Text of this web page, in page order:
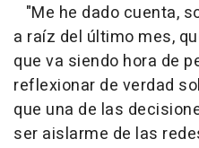
"Me he dado cuenta,
a raíz del último mes,
que va siendo hora de
reflexionar de verdad
que una de las
ser aislarme de las